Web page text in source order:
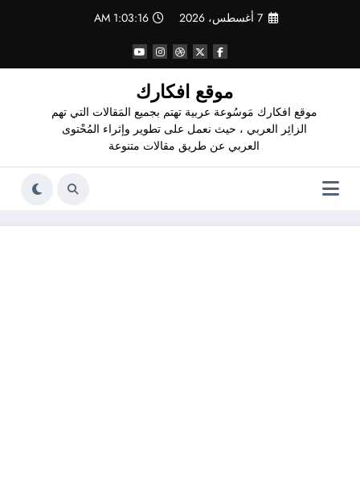
7 أغسطس، 2026 1:03:17 AM
موقع افكارك
موقع افكارك مَوسُوعة عربية تهتم بجميع المَقالات التي تهم
الزائِر العربي ، حيث نعمل على تطوير وإثراء المُحْتوى
العربي عن طريق مقالات متنوعة